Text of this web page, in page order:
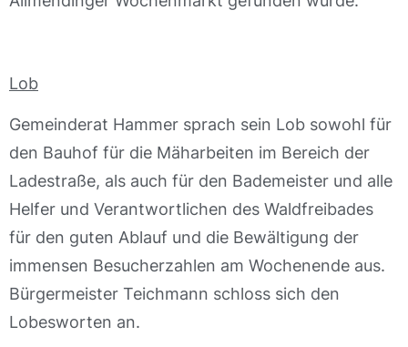
Lob
Gemeinderat Hammer sprach sein Lob sowohl für
den Bauhof für die Mäharbeiten im Bereich der
Ladestraße, als auch für den Bademeister und alle
Helfer und Verantwortlichen des Waldfreibades
für den guten Ablauf und die Bewältigung der
immensen Besucherzahlen am Wochenende aus.
Bürgermeister Teichmann schloss sich den
Lobesworten an.